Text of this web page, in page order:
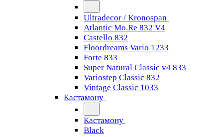
Ultradecor / Kronospan
Atlantic Mo.Re 832 V4
Castello 832
Floordreams Vario 1233
Forte 833
Super Natural Classic v4 833
Variostep Classic 832
Vintage Classic 1033
Кастамону
Кастамону
Black